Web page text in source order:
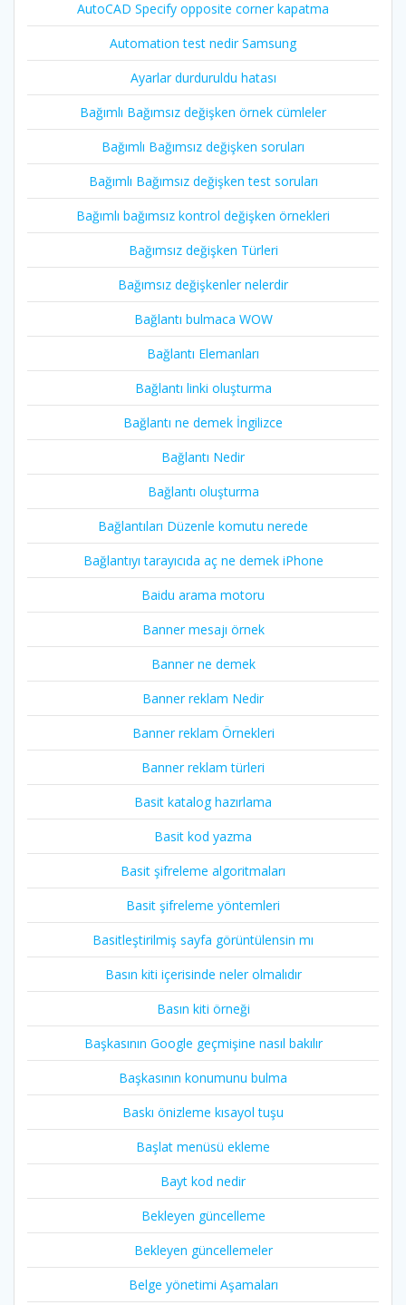
AutoCAD Specify opposite corner kapatma
Automation test nedir Samsung
Ayarlar durduruldu hatası
Bağımlı Bağımsız değişken örnek cümleler
Bağımlı Bağımsız değişken soruları
Bağımlı Bağımsız değişken test soruları
Bağımlı bağımsız kontrol değişken örnekleri
Bağımsız değişken Türleri
Bağımsız değişkenler nelerdir
Bağlantı bulmaca WOW
Bağlantı Elemanları
Bağlantı linki oluşturma
Bağlantı ne demek İngilizce
Bağlantı Nedir
Bağlantı oluşturma
Bağlantıları Düzenle komutu nerede
Bağlantıyı tarayıcıda aç ne demek iPhone
Baidu arama motoru
Banner mesajı örnek
Banner ne demek
Banner reklam Nedir
Banner reklam Örnekleri
Banner reklam türleri
Basit katalog hazırlama
Basit kod yazma
Basit şifreleme algoritmaları
Basit şifreleme yöntemleri
Basitleştirilmiş sayfa görüntülensin mı
Basın kiti içerisinde neler olmalıdır
Basın kiti örneği
Başkasının Google geçmişine nasıl bakılır
Başkasının konumunu bulma
Baskı önizleme kısayol tuşu
Başlat menüsü ekleme
Bayt kod nedir
Bekleyen güncelleme
Bekleyen güncellemeler
Belge yönetimi Aşamaları